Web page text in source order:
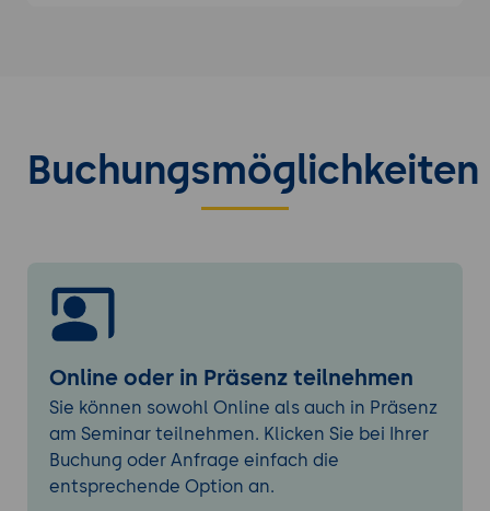
Erstellung wirkungsvoller Prompts für
vertriebsrelevante Inhalte
Tracking
Welche Tools unterstützen Ihre
Praxisübungen: Telefonate simulieren,
Feedback erhalten
Rollenspiele mit typischen Akquise-
Situationen
Buchungsmöglichkeiten
Online oder in Präsenz teilnehmen
Sie können sowohl Online als auch in Präsenz
am Seminar teilnehmen. Klicken Sie bei Ihrer
Buchung oder Anfrage einfach die
entsprechende Option an.